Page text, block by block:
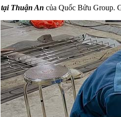
Thuận An của Quốc Bửu Group.